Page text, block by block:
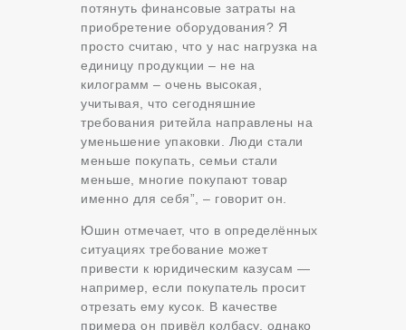
потянуть финансовые затраты на
приобретение оборудования? Я
просто считаю, что у нас нагрузка на
единицу продукции – не на
килограмм – очень высокая,
учитывая, что сегодняшние
требования ритейла направлены на
уменьшение упаковки. Люди стали
меньше покупать, семьи стали
меньше, многие покупают товар
именно для себя”, – говорит он.
Юшин отмечает, что в определённых
ситуациях требование может
привести к юридическим казусам —
например, если покупатель просит
отрезать ему кусок. В качестве
примера он привёл колбасу, однако